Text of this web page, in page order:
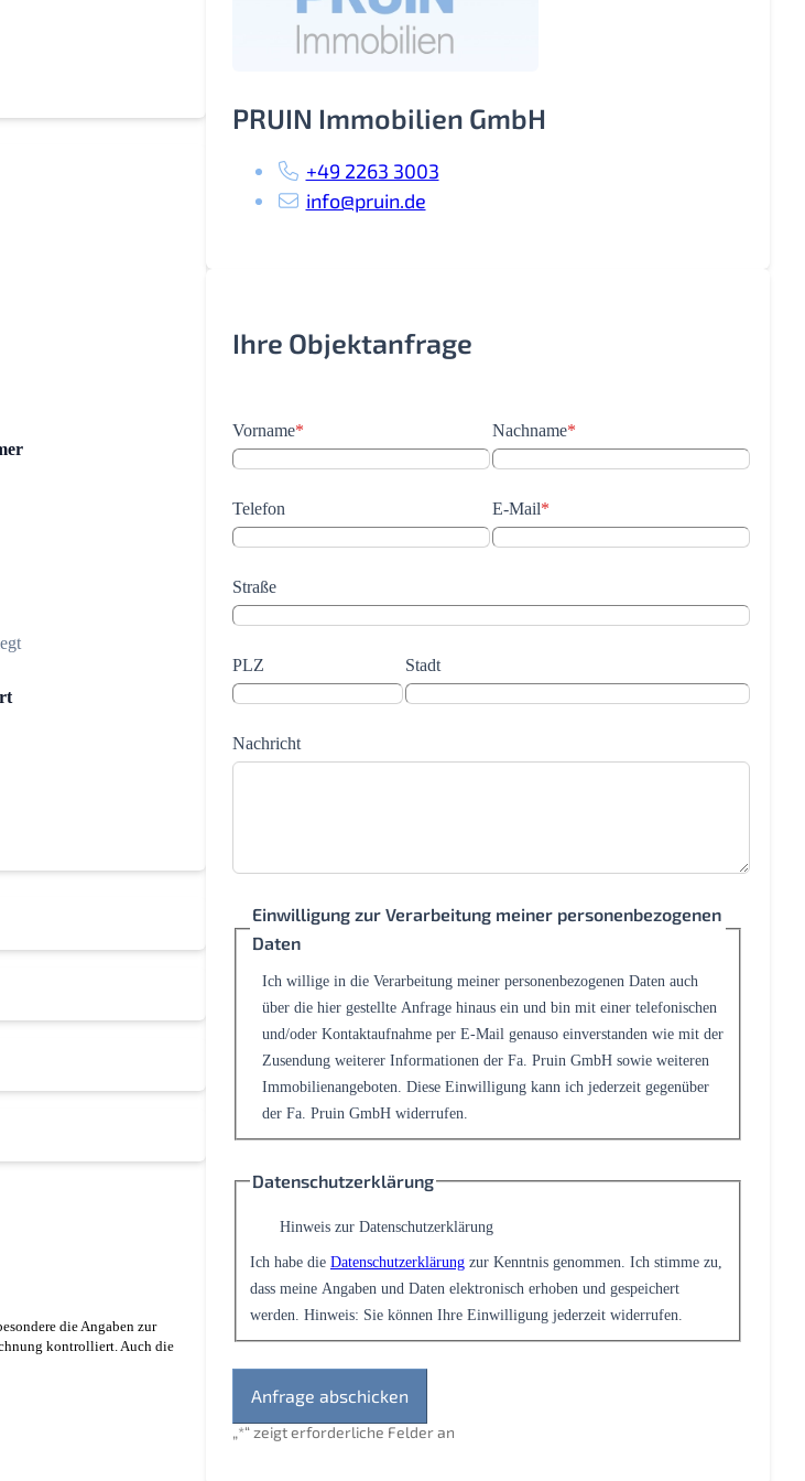
die Angaben zur
kontrolliert. Auch die
PRUIN Immobilien GmbH
+49 2263 3003
info@pruin.de
Ihre Objektanfrage
„*“ zeigt erforderliche Felder an
Vorname* Nachname*
Telefon E-Mail*
Straße
PLZ Stadt
Nachricht
Einwilligung zur Verarbeitung meiner personenbezogenen
Daten
Ich willige in die Verarbeitung meiner personenbezogenen Daten auch
über die hier gestellte Anfrage hinaus ein und bin mit einer telefonischen
und/oder Kontaktaufnahme per E-Mail genauso einverstanden wie mit der
Zusendung weiterer Informationen der Fa. Pruin GmbH sowie weiteren
Immobilienangeboten. Diese Einwilligung kann ich jederzeit gegenüber
der Fa. Pruin GmbH widerrufen.
Datenschutzerklärung
Hinweis zur Datenschutzerklärung
Ich habe die Datenschutzerklärung zur Kenntnis genommen. Ich stimme zu,
dass meine Angaben und Daten elektronisch erhoben und gespeichert
werden. Hinweis: Sie können Ihre Einwilligung jederzeit widerrufen.